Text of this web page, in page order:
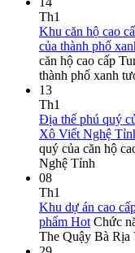
Th1
Khu căn hộ cao
của thành phố
căn hộ cao cấp
thành phố xanh
13
Th1
Địa thế phú quý
Xô Viết Nghệ
quý của căn hộ
Nghệ Tỉnh
08
Th1
Khu dự án cao
phẩm Hot Chức
The Quậy Bà Rịa